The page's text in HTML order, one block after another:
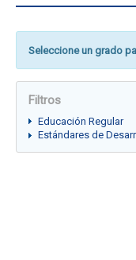
Seleccione un grado
Filtros
Educación Regular
Estándares de